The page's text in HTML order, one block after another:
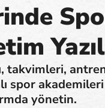
takvimleri,
spor
yönetin.